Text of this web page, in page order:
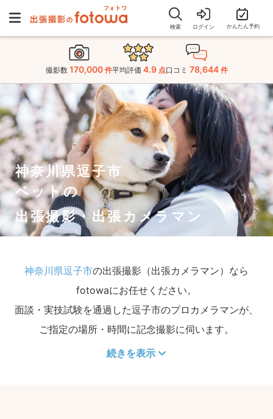
検索 ログイン かんたん予約
撮影数 170,000 件平均評価 4.9 点口コミ 78,644 件
神奈川県逗子市
ペットの
出張撮影・出張カメラマン
神奈川県逗子市の出張撮影（出張カメラマン）なら
fotowaにお任せください。
面談・実技試験を通過した逗子市のプロカメラマンが、
ご指定の場所・時間に記念撮影に伺います。
続きを表示